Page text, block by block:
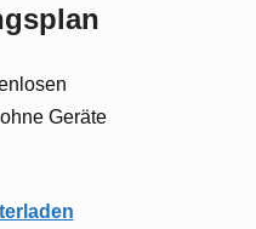
Geräte